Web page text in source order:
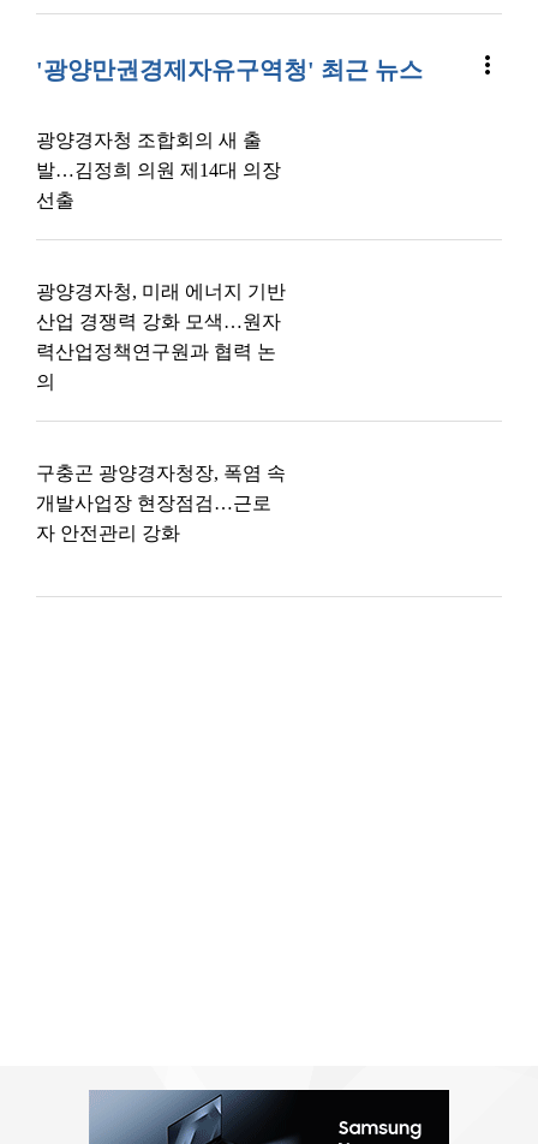
'광양만권경제자유구역청' 최근 뉴스 more_vert
광양경자청 조합회의 새 출
발…김정희 의원 제14대 의장
선출
광양경자청, 미래 에너지 기반
산업 경쟁력 강화 모색…원자
력산업정책연구원과 협력 논
의
구충곤 광양경자청장, 폭염 속
개발사업장 현장점검…근로
자 안전관리 강화